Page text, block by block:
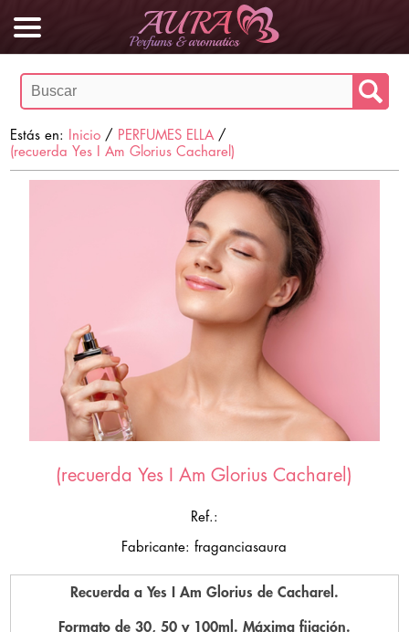
Estás en: Inicio / PERFUMES ELLA /
(recuerda Yes I Am Glorius Cacharel)
(recuerda Yes I Am Glorius Cacharel)
Ref.:
Fabricante: fraganciasaura
Recuerda a Yes I Am Glorius de Cacharel.
Formato de 30, 50 y 100ml. Máxima fijación.